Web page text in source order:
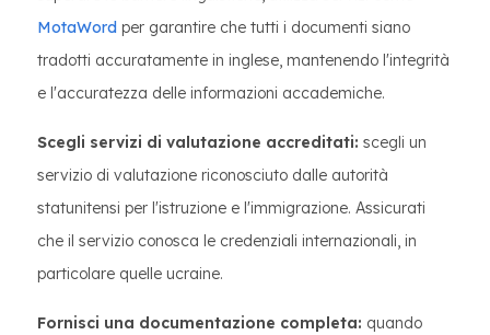
MotaWord per garantire che tutti i documenti siano
tradotti accuratamente in inglese, mantenendo l'integrità
e l'accuratezza delle informazioni accademiche.
Scegli servizi di valutazione accreditati: scegli un
servizio di valutazione riconosciuto dalle autorità
statunitensi per l'istruzione e l'immigrazione. Assicurati
che il servizio conosca le credenziali internazionali, in
particolare quelle ucraine.
Fornisci una documentazione completa: quando